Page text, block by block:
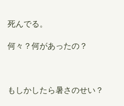
死んでる。
何々？何があったの？
もしかしたら暑さのせい？